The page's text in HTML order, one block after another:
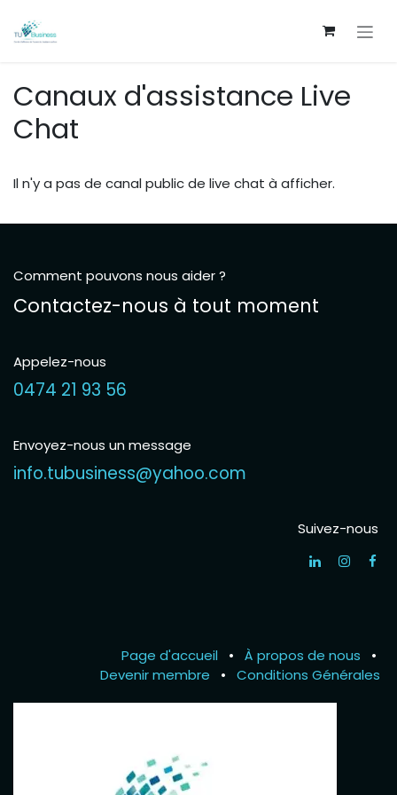
Canaux d'assistance Live
Chat
Il n'y a pas de canal public de live chat à afficher.
Comment pouvons nous aider ?
Contactez-nous à tout moment
Appelez-nous
0474 21 93 56
Envoyez-nous un message
info.tubusiness@yahoo.com
Suivez-nous
Page d'accueil • À propos de nous
•
Devenir membre
• Conditions Générales